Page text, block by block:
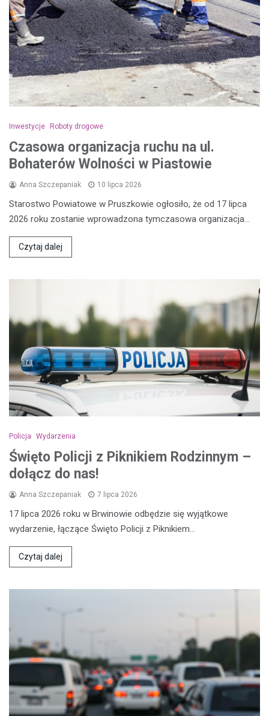
Inwestycje Roboty drogowe
Czasowa organizacja ruchu na ul.
Bohaterów Wolności w Piastowie
Anna Szczepaniak 10 lipca 2026
Starostwo Powiatowe w Pruszkowie ogłosiło, że od 17 lipca
2026 roku zostanie wprowadzona tymczasowa organizacja…
Czytaj dalej
Policja Wydarzenia
Święto Policji z Piknikiem Rodzinnym –
dołącz do nas!
Anna Szczepaniak 7 lipca 2026
17 lipca 2026 roku w Brwinowie odbędzie się wyjątkowe
wydarzenie, łączące Święto Policji z Piknikiem…
Czytaj dalej